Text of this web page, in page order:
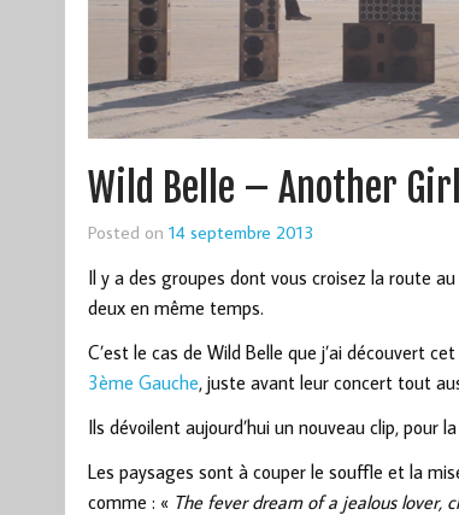
Wild Belle – Another Girl
Posted on 14 septembre 2013
Il y a des groupes dont vous croisez la route
deux en même temps.
C’est le cas de Wild Belle que j’ai découvert
3ème Gauche, juste avant leur concert tout
Ils dévoilent aujourd’hui un nouveau clip, pour
Les paysages sont à couper le souffle et la
comme : « The fever dream of a jealous lover,